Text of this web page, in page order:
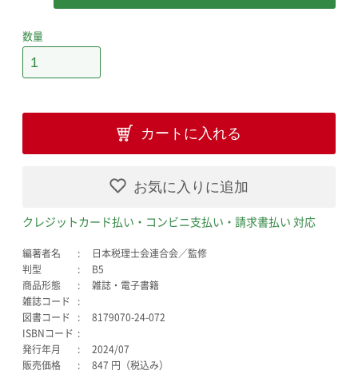
数量
カートに入れる
お気に入りに追加
クレジットカード払い・コンビニ支払い・請求書払い 対応
編著者名
日本税理士会連合会／監修
判型
B5
商品形態
雑誌・電子書籍
雑誌コード
図書コード
8179070-24-072
ISBNコード
発行年月
2024/07
販売価格
847 円（税込み）